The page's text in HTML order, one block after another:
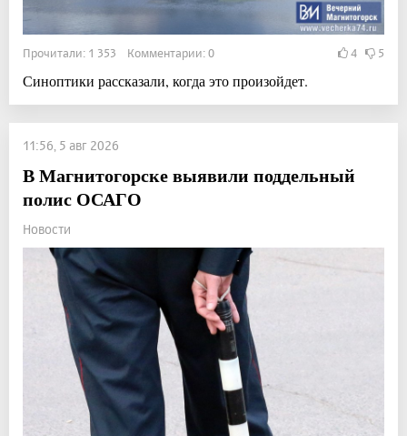
Прочитали: 1 353 Комментарии: 0 4 5
Синоптики рассказали, когда это произойдет.
11:56, 5 авг 2026
В Магнитогорске выявили поддельный
полис ОСАГО
Новости